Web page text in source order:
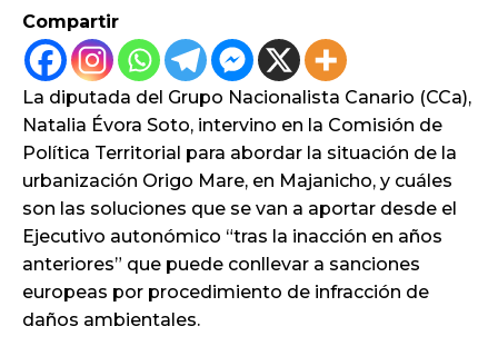
Compartir
La diputada del Grupo Nacionalista Canario (CCa),
Natalia Évora Soto, intervino en la Comisión de
Política Territorial para abordar la situación de la
urbanización Origo Mare, en Majanicho, y cuáles
son las soluciones que se van a aportar desde el
Ejecutivo autonómico “tras la inacción en años
anteriores” que puede conllevar a sanciones
europeas por procedimiento de infracción de
daños ambientales.